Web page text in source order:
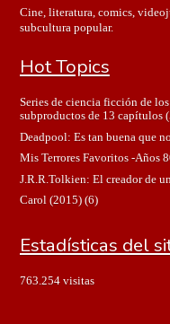
Cine, literatura, comics,
subcultura popular.
Hot Topics
Series de ciencia ficción de
subproductos de 13 capítulos
Deadpool: Es tan buena que
Mis Terrores Favoritos -Años
J.R.R.Tolkien: El creador de
Carol (2015)(6)
Estadísticas del
763.254 visitas